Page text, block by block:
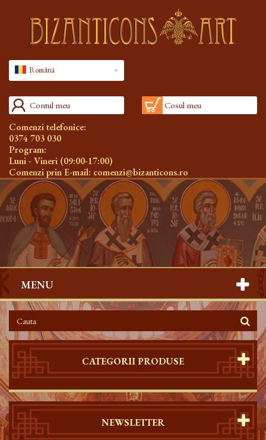
Română
Contul meu Cosul meu
Comenzi telefonice:
0374 703 030
Program:
Luni - Vineri (09:00-17:00)
Comenzi prin E-mail: comenzi@bizanticons.ro
MENU
CATEGORII PRODUSE
NEWSLETTER